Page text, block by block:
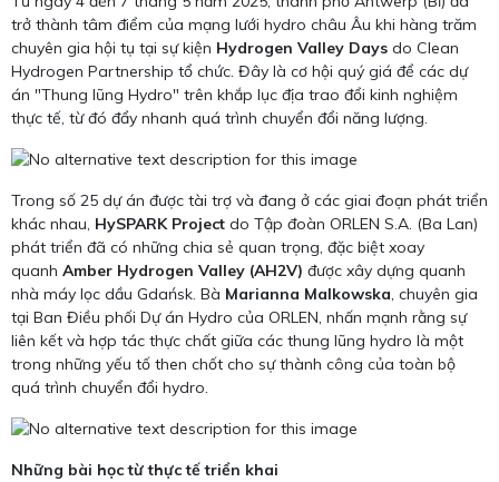
trở thành tâm điểm của mạng lưới hydro châu Âu khi hàng trăm
chuyên gia hội tụ tại sự kiện Hydrogen Valley Days do Clean
Hydrogen Partnership tổ chức. Đây là cơ hội quý giá để các dự
án "Thung lũng Hydro" trên khắp lục địa trao đổi kinh nghiệm
thực tế, từ đó đẩy nhanh quá trình chuyển đổi năng lượng.
Trong số 25 dự án được tài trợ và đang ở các giai đoạn phát triển
khác nhau, HySPARK Project do Tập đoàn ORLEN S.A. (Ba Lan)
phát triển đã có những chia sẻ quan trọng, đặc biệt xoay
quanh Amber Hydrogen Valley (AH2V) được xây dựng quanh
nhà máy lọc dầu Gdańsk. Bà Marianna Malkowska, chuyên gia
tại Ban Điều phối Dự án Hydro của ORLEN, nhấn mạnh rằng sự
liên kết và hợp tác thực chất giữa các thung lũng hydro là một
trong những yếu tố then chốt cho sự thành công của toàn bộ
quá trình chuyển đổi hydro.
Những bài học từ thực tế triển khai